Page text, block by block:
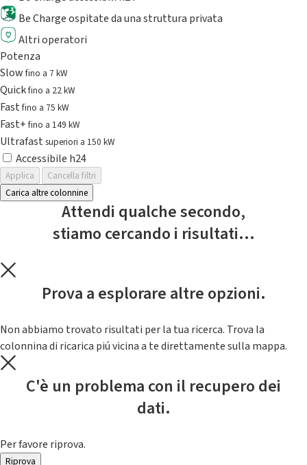
Be Charge ospitate da una struttura privata
Altri operatori
Potenza
Slowfino a 7 kW
Quickfino a 22 kW
Fastfino a 75 kW
Fast+fino a 149 kW
Ultrafast superiori a 150 kW
Accessibile h24
Applica
Cancella filtri
Carica altre colonnine
Attendi qualche secondo,
stiamo cercando i risultati...
Prova a esplorare altre opzioni.
Non abbiamo trovato risultati per la tua ricerca. Trova la
colonnina di ricarica piú vicina a te direttamente sulla mappa.
C'è un problema con il recupero dei
dati.
Per favore riprova.
Riprova